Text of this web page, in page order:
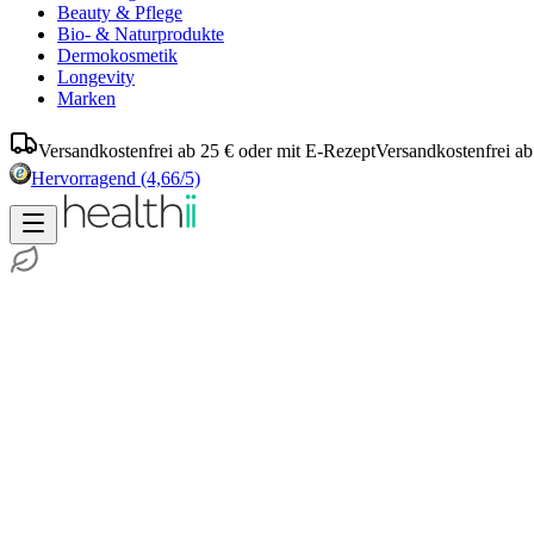
Beauty & Pflege
Bio- & Naturprodukte
Dermokosmetik
Longevity
Marken
Versandkostenfrei ab 25 € oder mit E-RezeptVersandkostenfrei
Hervorragend (4,66/5)